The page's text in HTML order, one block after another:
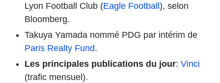
Lyon Football Club (Eagle Football), selon
Bloomberg.
Takuya Yamada nommé PDG par intérim de
Paris Realty Fund.
Les principales publications du jour: Vinci
(trafic mensuel).